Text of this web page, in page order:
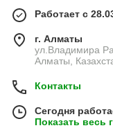
Работает с
г. Алматы
ул.Владимира
Алматы,
Контакты
Сегодня
Показать весь